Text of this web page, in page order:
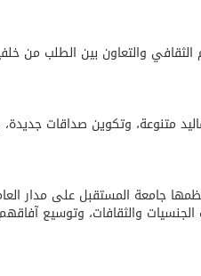
والتعاون بين الطلب من
متنوعة، وتكوين صداقات
جامعة المستقبل على مدار
الجنسيات والثقافات، وتوسيع